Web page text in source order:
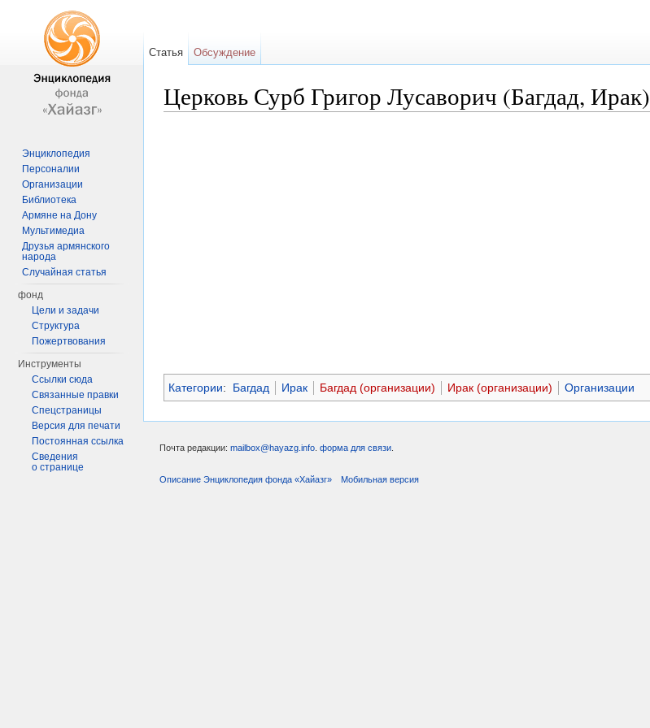
Церковь Сурб Григор Лусаворич (Багдад, Ирак)
Категории: Багдад Ирак Багдад (организации) Ирак (организации) Организации
Статья Обсуждение
Энциклопедия
Персоналии
Организации
Библиотека
Армяне на Дону
Мультимедиа
Друзья армянского
народа
Случайная статья
фонд
Цели и задачи
Структура
Пожертвования
Инструменты
Ссылки сюда
Связанные правки
Спецстраницы
Версия для печати
Постоянная ссылка
Сведения
о странице
Почта редакции: mailbox@hayazg.info форма для связи
Описание Энциклопедия фонда «Хайазг» Мобильная версия